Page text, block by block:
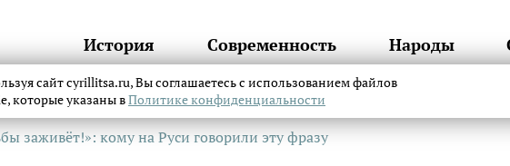
История Современность Народы
заживёт!»: кому на Руси говорили эту фразу
сайт cyrillitsa.ru, Вы соглашаетесь с использованием файлов
которые указаны вПолитике конфиденциальности